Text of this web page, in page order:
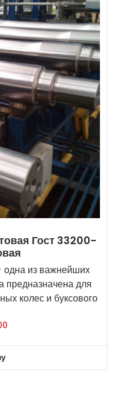
Гост 33200-
из важнейших
предназначена для
колес и буксового